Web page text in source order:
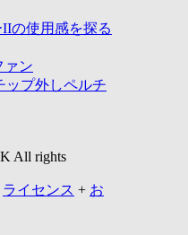
の使用感を探る
ァン
ップ外しペルチ
All rights
ライセンス + お